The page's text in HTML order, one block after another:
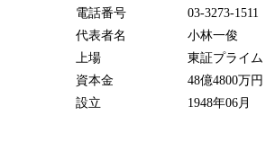
電話番号
03-3273-1511
代表者名
小林一俊
上場
東証プライム
資本金
48億4800万円
設立
1948年06月